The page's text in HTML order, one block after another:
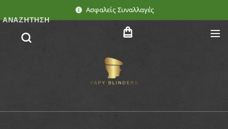
Ασφαλείς Συναλλαγές
ΑΝΑΖΉΤΗΣΗ